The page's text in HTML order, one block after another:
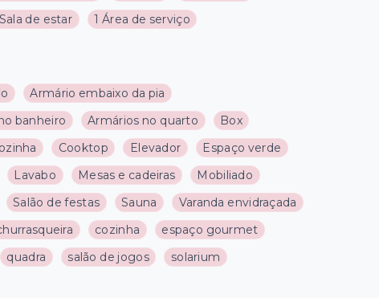
de estar 1 Área de serviço
Armário embaixo da pia
banheiro Armários no quarto
Box
Cooktop Elevador
Espaço verde
Lavabo Mesas e cadeiras
Mobiliado
Salão de festas Sauna
Varanda envidraçada
cozinha
espaço gourmet
quadra salão de jogos
solarium